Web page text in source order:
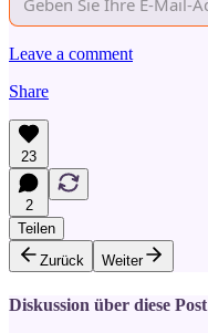
Leave a comment
Share
23
2
Teilen
Zurück
Weiter
Diskussion über diese Post